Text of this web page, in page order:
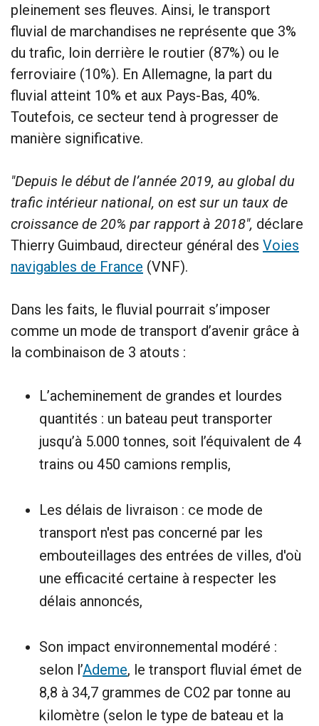
pleinement ses fleuves. Ainsi, le transport
fluvial de marchandises ne représente que 3%
du trafic, loin derrière le routier (87%) ou le
ferroviaire (10%). En Allemagne, la part du
fluvial atteint 10% et aux Pays-Bas, 40%.
Toutefois, ce secteur tend à progresser de
manière significative.
"Depuis le début de l’année 2019, au global du
trafic intérieur national, on est sur un taux de
croissance de 20% par rapport à 2018", déclare
Thierry Guimbaud, directeur général des Voies
navigables de France (VNF).
Dans les faits, le fluvial pourrait s’imposer
comme un mode de transport d’avenir grâce à
la combinaison de 3 atouts :
L’acheminement de grandes et lourdes
quantités : un bateau peut transporter
jusqu’à 5.000 tonnes, soit l’équivalent de 4
trains ou 450 camions remplis,
Les délais de livraison : ce mode de
transport n'est pas concerné par les
embouteillages des entrées de villes, d'où
une efficacité certaine à respecter les
délais annoncés,
Son impact environnemental modéré :
selon l’Ademe, le transport fluvial émet de
8,8 à 34,7 grammes de CO2 par tonne au
kilomètre (selon le type de bateau et la